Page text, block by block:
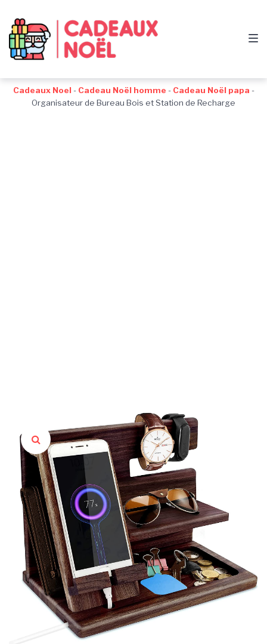
navigation
au
contenu
au
pied
de
Cadeaux Noel - Cadeau Noël homme - Cadeau Noël papa -
Organisateur de Bureau Bois et Station de Recharge